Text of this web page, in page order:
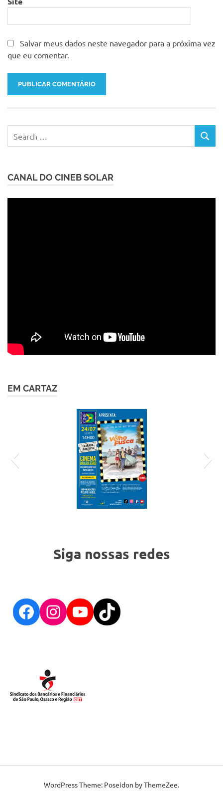
Salvar meus dados neste navegador para a próxima vez
que eu comentar.
for:
CANAL DO CINEB SOLAR
EM CARTAZ
cartaz-29-7
cartaz30-7
Siga nossas redes
Facebook
Instagram
YouTube
TikTok
WordPress Theme: Poseidon by ThemeZee.